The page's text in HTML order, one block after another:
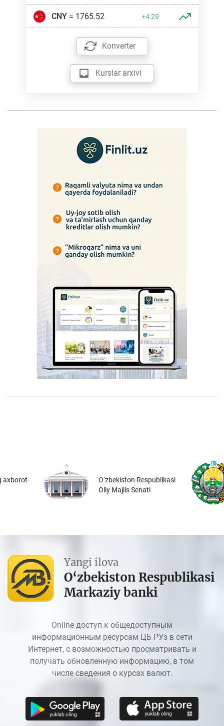
CNY= 1765.52 +4.29
Konverter
Kurslar arxivi
axborot-
O‘zbekiston Respublikasi
Oliy Majlis Senati
Yangi ilova
O‘zbekiston Respublikasi
Markaziy banki
Online доступ к общедоступным
информационным ресурсам ЦБ РУз в сети
Интернет, с возможностью просматривать и
получать обновленную информацию, в том
числе сведения о курсах валют.